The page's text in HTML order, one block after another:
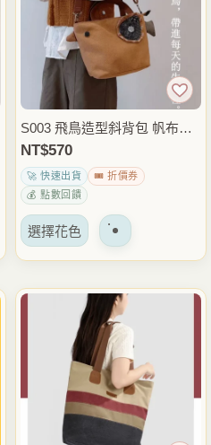
S003 飛鳥造型斜背包 帆布手
提包 日系手提斜背兩用外出包
NT$570
🚀 快速出貨
🎟️ 折價券
💰 點數回饋
選擇花色 該
有
多
種
變
體。
可
以